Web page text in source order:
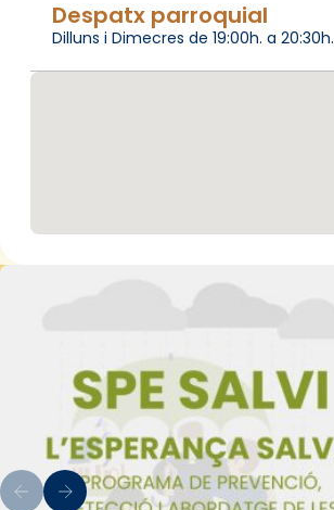
Despatx parroquial
Dilluns i Dimecres de 19:00h. a 20:30h.